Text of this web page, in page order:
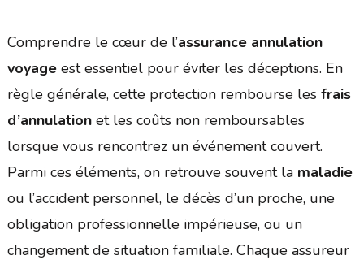
Comprendre le cœur de l’assurance annulation
voyageest essentiel pour éviter les déceptions. En
règle générale, cette protection rembourse les frais
d’annulationet les coûts non remboursables
lorsque vous rencontrez un événement couvert.
Parmi ces éléments, on retrouve souvent la maladie
ou l’accident personnel, le décès d’un proche, une
obligation professionnelle impérieuse, ou un
changement de situation familiale. Chaque assureur